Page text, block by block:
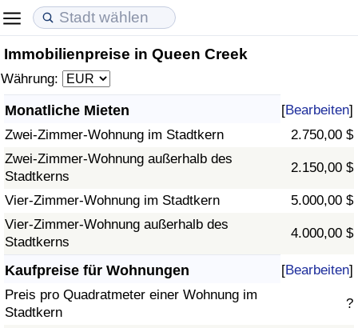
Immobilienpreise in Queen Creek
Währung:
Monatliche Mieten [Bearbeiten]
Zwei-Zimmer-Wohnung im Stadtkern
2.750,00 $
Zwei-Zimmer-Wohnung außerhalb des
Stadtkerns
2.150,00 $
Vier-Zimmer-Wohnung im Stadtkern
5.000,00 $
Vier-Zimmer-Wohnung außerhalb des
Stadtkerns
4.000,00 $
Kaufpreise für Wohnungen [Bearbeiten]
Preis pro Quadratmeter einer Wohnung im
Stadtkern
?
Lebenshaltungskosten
Lebenshaltungskosten-Index (aktuell)
Lebenshaltungskosten-Index
Lebenshaltungskosten-Index nach Land
in Akaba
Immobilienpreise
Immobilienpreis-Index (aktuell)
Immobilienpreis-Index
Immobilienpreis-Index nach Land
Lebensqualität
Lebensqualität-Index
Lebensqualität-Index (aktuell)
Lebensqualitätsindex nach Land
Kriminalität
Kriminalitäts-Index (aktuell)
Kriminalitäts-Index